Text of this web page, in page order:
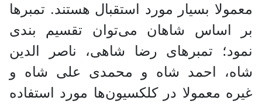
معمولا بسیار مورد استقبال هستند. تمبر‌ها
بر اساس شاهان می‌توان تقسیم بندی
نمود؛ تمبر‌های رضا شاهی، ناصر الدین
شاه، احمد شاه و محمدی علی شاه و
غیره معمولا در کلکسیون‌ها مورد استفاده